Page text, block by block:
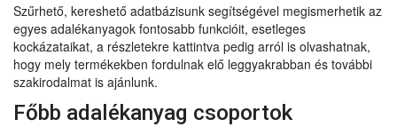
Szűrhető, kereshető adatbázisunk segítségével megismerhetik az
egyes adalékanyagok fontosabb funkcióit, esetleges
kockázataikat, a részletekre kattintva pedig arról is olvashatnak,
hogy mely termékekben fordulnak elő leggyakrabban és további
szakirodalmat is ajánlunk.
Főbb adalékanyag csoportok